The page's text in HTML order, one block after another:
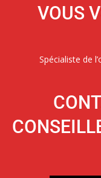
VOUS
Spécialiste de